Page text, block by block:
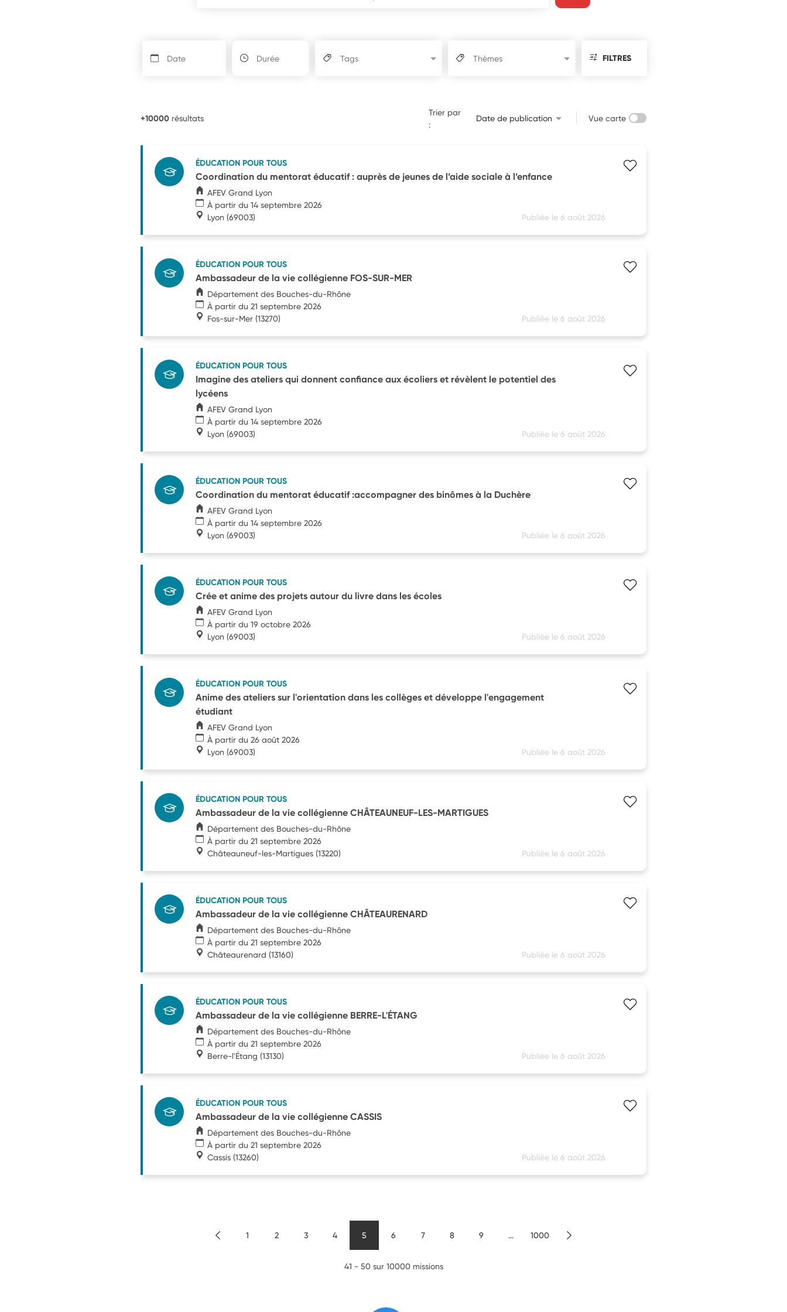
Tags Thèmes FILTRES
+10000 résultats
Trier par
:
Date de publication Vue carte
ÉDUCATION POUR TOUS
Coordination du mentorat éducatif : auprès de jeunes de l’aide sociale à l’enfance
AFEV Grand Lyon
À partir du 14 septembre 2026
Lyon (69003) Publiée le 6 août 2026
ÉDUCATION POUR TOUS
Ambassadeur de la vie collégienne FOS-SUR-MER
Département des Bouches-du-Rhône
À partir du 21 septembre 2026
Fos-sur-Mer (13270) Publiée le 6 août 2026
ÉDUCATION POUR TOUS
Imagine des ateliers qui donnent confiance aux écoliers et révèlent le potentiel des
lycéens
AFEV Grand Lyon
À partir du 14 septembre 2026
Lyon (69003) Publiée le 6 août 2026
ÉDUCATION POUR TOUS
Coordination du mentorat éducatif :accompagner des binômes à la Duchère
AFEV Grand Lyon
À partir du 14 septembre 2026
Lyon (69003) Publiée le 6 août 2026
ÉDUCATION POUR TOUS
Crée et anime des projets autour du livre dans les écoles
AFEV Grand Lyon
À partir du 19 octobre 2026
Lyon (69003) Publiée le 6 août 2026
ÉDUCATION POUR TOUS
Anime des ateliers sur l'orientation dans les collèges et développe l'engagement
étudiant
AFEV Grand Lyon
À partir du 26 août 2026
Lyon (69003) Publiée le 6 août 2026
ÉDUCATION POUR TOUS
Ambassadeur de la vie collégienne CHÂTEAUNEUF-LES-MARTIGUES
Département des Bouches-du-Rhône
À partir du 21 septembre 2026
Châteauneuf-les-Martigues (13220) Publiée le 6 août 2026
ÉDUCATION POUR TOUS
Ambassadeur de la vie collégienne CHÂTEAURENARD
Département des Bouches-du-Rhône
À partir du 21 septembre 2026
Châteaurenard (13160) Publiée le 6 août 2026
ÉDUCATION POUR TOUS
Ambassadeur de la vie collégienne BERRE-L'ÉTANG
Département des Bouches-du-Rhône
À partir du 21 septembre 2026
Berre-l'Étang (13130) Publiée le 6 août 2026
ÉDUCATION POUR TOUS
Ambassadeur de la vie collégienne CASSIS
Département des Bouches-du-Rhône
À partir du 21 septembre 2026
Cassis (13260) Publiée le 6 août 2026
1 2 3 4 5 6 7 8 9 ... 1000
41 - 50 sur 10000 missions